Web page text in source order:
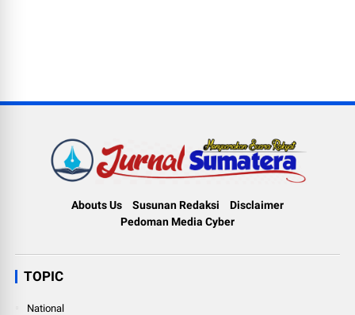
Abouts Us Susunan Redaksi
Disclaimer
Pedoman Media Cyber
TOPIC
National